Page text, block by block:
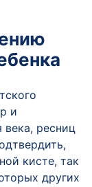
и
века, ресниц
кисте, так
других